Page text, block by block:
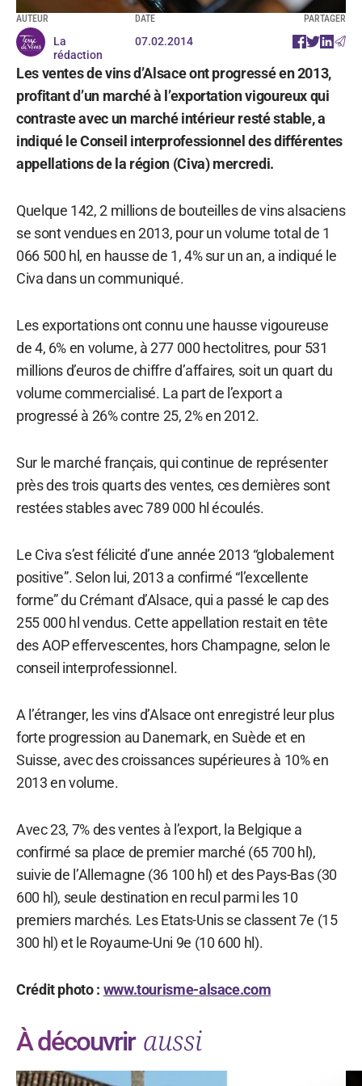
AUTEUR
La
rédaction
DATE
07.02.2014
PARTAGER
Les ventes de vins d’Alsace ont progressé en 2013,
profitant d’un marché à l’exportation vigoureux qui
contraste avec un marché intérieur resté stable, a
indiqué le Conseil interprofessionnel des différentes
appellations de la région (Civa) mercredi.
Quelque 142, 2 millions de bouteilles de vins alsaciens
se sont vendues en 2013, pour un volume total de 1
066 500 hl, en hausse de 1, 4% sur un an, a indiqué le
Civa dans un communiqué.
Les exportations ont connu une hausse vigoureuse
de 4, 6% en volume, à 277 000 hectolitres, pour 531
millions d’euros de chiffre d’affaires, soit un quart du
volume commercialisé. La part de l’export a
progressé à 26% contre 25, 2% en 2012.
Sur le marché français, qui continue de représenter
près des trois quarts des ventes, ces dernières sont
restées stables avec 789 000 hl écoulés.
Le Civa s’est félicité d’une année 2013 “globalement
positive”. Selon lui, 2013 a confirmé “l’excellente
forme” du Crémant d’Alsace, qui a passé le cap des
255 000 hl vendus. Cette appellation restait en tête
des AOP effervescentes, hors Champagne, selon le
conseil interprofessionnel.
A l’étranger, les vins d’Alsace ont enregistré leur plus
forte progression au Danemark, en Suède et en
Suisse, avec des croissances supérieures à 10% en
2013 en volume.
Avec 23, 7% des ventes à l’export, la Belgique a
confirmé sa place de premier marché (65 700 hl),
suivie de l’Allemagne (36 100 hl) et des Pays-Bas (30
600 hl), seule destination en recul parmi les 10
premiers marchés. Les Etats-Unis se classent 7e (15
300 hl) et le Royaume-Uni 9e (10 600 hl).
Crédit photo : www.tourisme-alsace.com
À découvrir aussi